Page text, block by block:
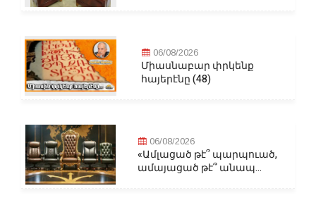
06/08/2026
Միասնաբար փրկենք
հայերէնը (48)
06/08/2026
«Ամլացած թէ՞ պարպուած,
ամայացած թէ՞ անապ...